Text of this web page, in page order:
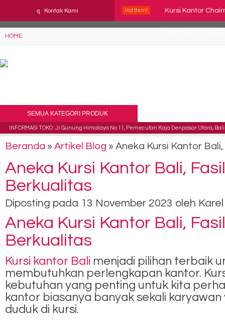
q Kontak Kami Hot Item! Kursi Kantor
HOME
SEMUA KATEGORI PRODUK
INFORMASI TOKO : Jl. Gunung Himalaya No 11, Pemecutan Kaja Denpasar Utara, Bali
Beranda » Artikel Blog » Aneka Kursi Kantor
Aneka Kursi Kantor Bali,
Berkualitas
Diposting pada 13 November 2023 oleh Karel
Aneka Kursi Kantor Bali,
Berkualitas
Kursi kantor Bali menjadi pilihan terbaik
membutuhkan perlengkapan kantor.
kebutuhan yang penting untuk kita
kantor biasanya banyak sekali
duduk di kursi.